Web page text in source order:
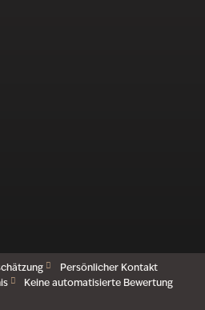
Persönlicher Kontakt
Keine automatisierte Bewertung